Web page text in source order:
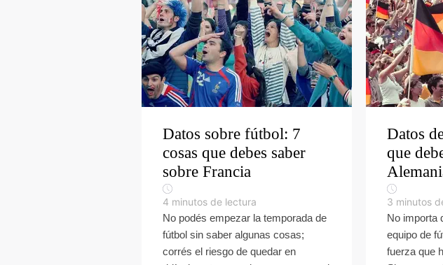
Datos sobre fútbol: 7
cosas que debes saber
sobre Francia
4 minutos de lectura
No podés empezar la temporada de
fútbol sin saber algunas cosas;
corrés el riesgo de quedar en
Datos
que
3 minutos
No importa
equipo de
fuerza que